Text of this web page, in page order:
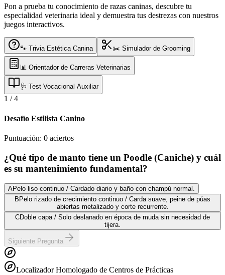
Pon a prueba tu conocimiento de razas caninas, descubre tu
especialidad veterinaria ideal y demuestra tus destrezas con nuestros
juegos interactivos.
🐾 Trivia Estética Canina ✂️ Simulador de Grooming
📊 Orientador de Carreras Veterinarias
🩺 Test Vocacional Auxiliar
1 /4
Desafío Estilista Canino
Puntuación: 0 aciertos
¿Qué tipo de manto tiene un Poodle (Caniche) y cuál
es su mantenimiento fundamental?
APelo liso continuo / Cardado diario y baño con champú normal.
B Pelo rizado de crecimiento continuo / Carda suave, peine de púas
abiertas metalizado y corte recurrente.
CDoble capa / Solo deslanado en época de muda sin necesidad de
tijera.
Siguiente Pregunta
Localizador Homologado de Centros de Prácticas